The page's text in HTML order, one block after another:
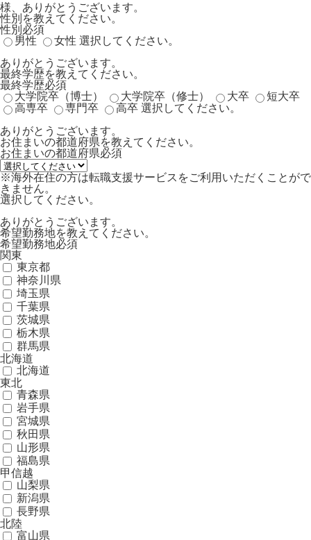
様、ありがとうございます。
性別を教えてください。
性別 必須
男性
女性 選択してください。
ありがとうございます。
最終学歴を教えてください。
最終学歴必須
大学院卒（博士）
大学院卒（修士） 大卒
短大卒
高専卒
専門卒 高卒 選択してください。
ありがとうございます。
お住まいの都道府県を教えてください。
お住まいの都道府県必須
※海外在住の方は転職支援サービスをご利用いただくことがで
きません。
選択してください。
ありがとうございます。
希望勤務地を教えてください。
希望勤務地必須
関東
東京都
神奈川県
埼玉県
千葉県
茨城県
栃木県
群馬県
北海道
北海道
東北
青森県
岩手県
宮城県
秋田県
山形県
福島県
甲信越
山梨県
新潟県
長野県
北陸
富山県